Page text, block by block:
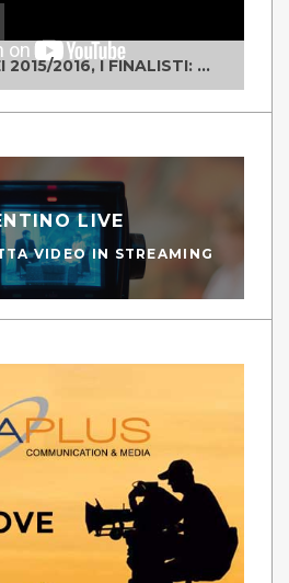
UNO TWO DREI 2015/2016, I FINALISTI: CLASSE IV ALS ISTITUTO "DEGASPERI" BORGO VALSUGANA
LIVE
VIDEO IN STREAMING